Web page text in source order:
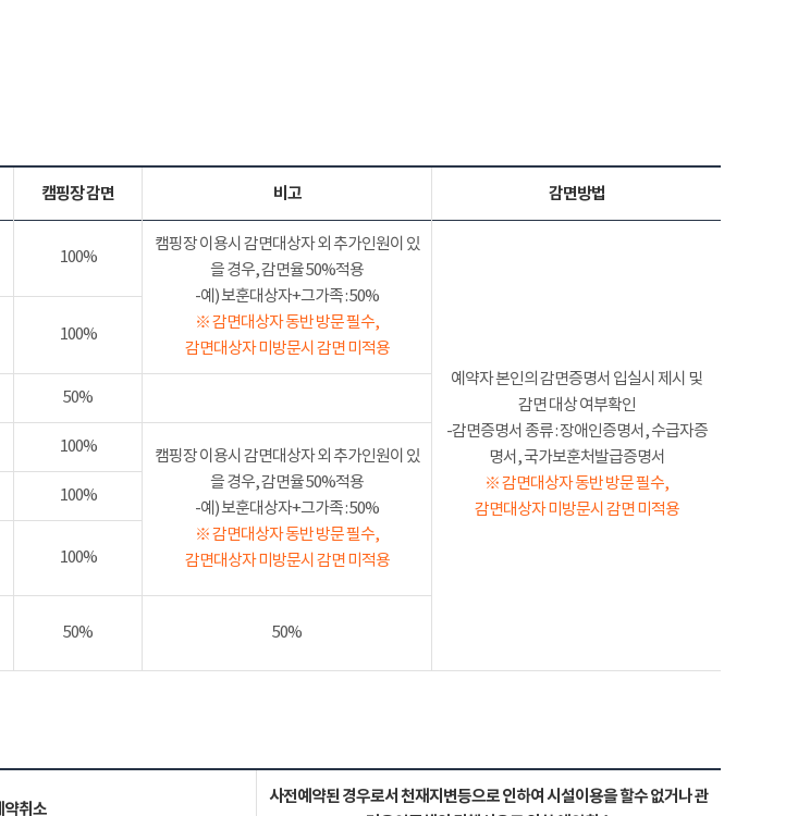
캠핑장 감면 비고 감면방법
100%
캠핑장 이용시 감면대상자 외 추가인원이 있
을 경우, 감면율 50%적용
-예) 보훈대상자+그가족 : 50%
※ 감면대상자 동반 방문 필수,
감면대상자 미방문시 감면 미적용
예약자 본인의 감면증명서 입실시 제시 및
감면 대상 여부확인
-감면증명서 종류 : 장애인증명서, 수급자증
명서, 국가보훈처발급증명서
※ 감면대상자 동반 방문 필수,
감면대상자 미방문시 감면 미적용
100%
50%
100%
캠핑장 이용시 감면대상자 외 추가인원이 있
을 경우, 감면율 50%적용
-예) 보훈대상자+그가족 : 50%
※ 감면대상자 동반 방문 필수,
감면대상자 미방문시 감면 미적용
100%
100%
50% 50%
약취소
사전예약된 경우로서 천재지변등으로 인하여 시설이용을 할수 없거나 관